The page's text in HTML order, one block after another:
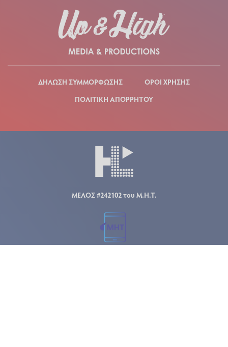
ΔΗΛΩΣΗ ΣΥΜΜΟΡΦΩΣΗΣ
ΟΡΟΙ ΧΡΗΣΗΣ
ΠΟΛΙΤΙΚΗ ΑΠΟΡΡΗΤΟΥ
ΜΕΛΟΣ #242102 του Μ.Η.Τ.